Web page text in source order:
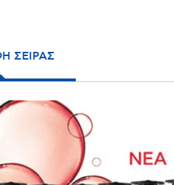
ΣΕΙΡΑΣ